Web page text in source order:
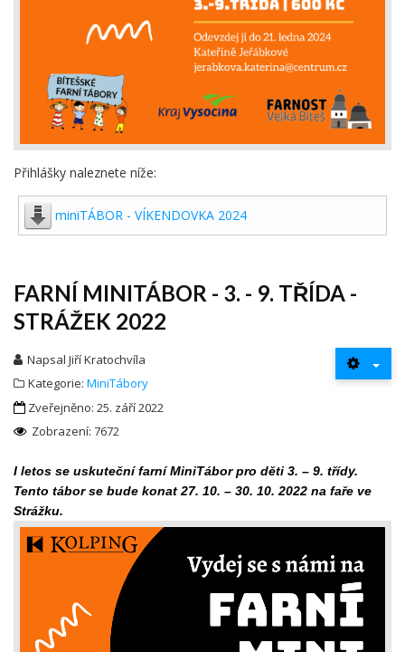
Přihlášky naleznete níže:
miniTÁBOR - VÍKENDOVKA 2024
FARNÍ MINITÁBOR - 3. - 9. TŘÍDA -
STRÁŽEK 2022
NapsalJiří Kratochvíla
Kategorie: MiniTábory
Zveřejněno: 25. září 2022
Zobrazení: 7672
I letos se uskuteční farní MiniTábor pro děti 3. – 9. třídy.
Tento tábor se bude konat 27. 10. – 30. 10. 2022 na faře ve
Strážku.